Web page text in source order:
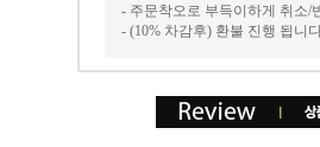
- 주문착오로 부득이하게 취소/
- (10% 차감후) 환불 진행 됩니